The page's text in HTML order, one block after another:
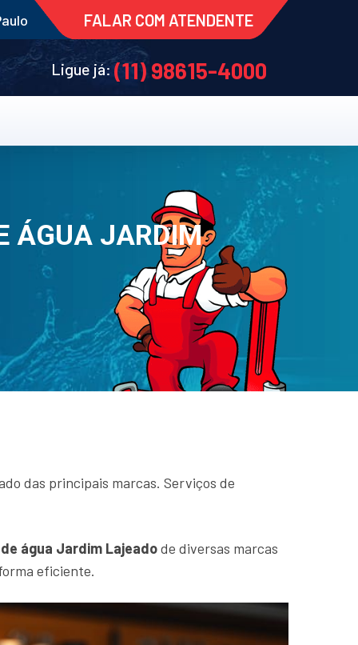
FALAR COM ATENDENTE
Ligue já: (11) 98615-4000
ÁGUA JARDIM
das principais marcas. Serviços de
água Jardim Lajeadode diversas marcas
eficiente.